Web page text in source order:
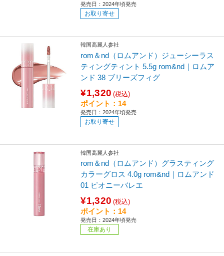
発売日：2024年頃発売
お取り寄せ
韓国高麗人参社
rom＆nd（ロムアンド）ジューシーラス
ティングティント 5.5g rom&nd｜ロムア
ンド 38 ブリーズフィグ
¥1,320 (税込)
ポイント：14
発売日：2024年頃発売
お取り寄せ
韓国高麗人参社
rom＆nd（ロムアンド）グラスティング
カラーグロス 4.0g rom&nd｜ロムアンド
01 ピオニーバレエ
¥1,320 (税込)
ポイント：14
発売日：2024年頃発売
在庫あり